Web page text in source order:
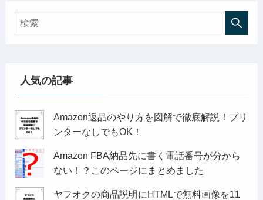
人気の記事
Amazon返品のやり方を図解で徹底解説！プリ
ンターなしでもOK！
Amazon FBA納品先に書く電話番号が分から
ない！？このページにまとめました
ヤフオクの商品説明にHTMLで無料画像を11